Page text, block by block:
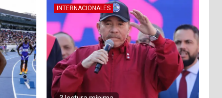
INTERNACIONALES